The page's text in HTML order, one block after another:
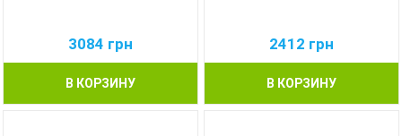
3084 грн
В КОРЗИНУ
2412 грн
В КОРЗИНУ